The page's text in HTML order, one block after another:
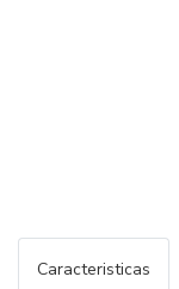
Caracteristicas